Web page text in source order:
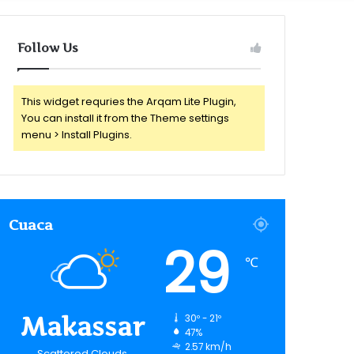
for
Follow Us
This widget requries the Arqam Lite Plugin,
You can install it from the Theme settings
menu > Install Plugins.
Cuaca
Makassar
29 ℃
30º - 21º
47%
2.57 km/h